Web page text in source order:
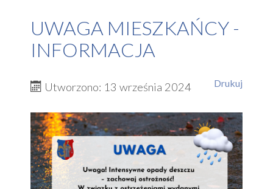
UWAGA MIESZKAŃCY -
INFORMACJA
Drukuj
Utworzono: 13 września 2024